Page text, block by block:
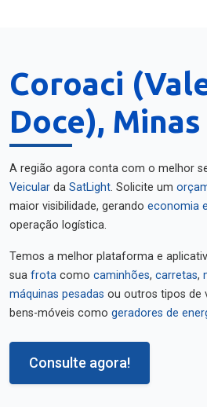
Coroaci
Doce),
A região agora conta com o melhor
Veicular da SatLight. Solicite um
maior visibilidade, gerando economia
operação logística.
Temos a melhor plataforma e
sua frota como caminhões, carretas,
máquinas pesadas ou outros tipos de
bens-móveis como geradores de
Consulte agora!